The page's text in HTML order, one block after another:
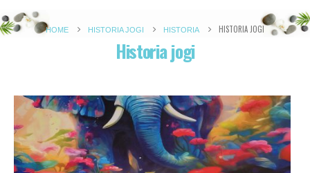
HOME HISTORIA JOGI HISTORIA HISTORIA JOGI
Historia jogi